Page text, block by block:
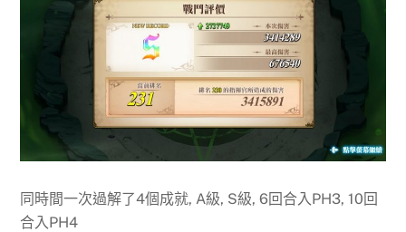
同時間一次過解了4個成就, A級, S級, 6回合入PH3, 10回
合入PH4